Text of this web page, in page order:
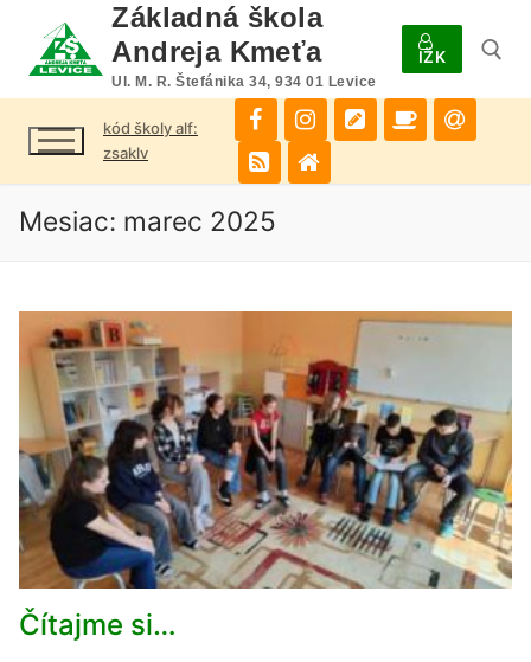
obsah
Základná škola
Andreja Kmeťa
Ul. M. R. Štefánika 34, 934 01 Levice
IŽK
Hľadať:
kód školy alf:
zsaklv
Mesiac: marec 2025
Čítajme si…